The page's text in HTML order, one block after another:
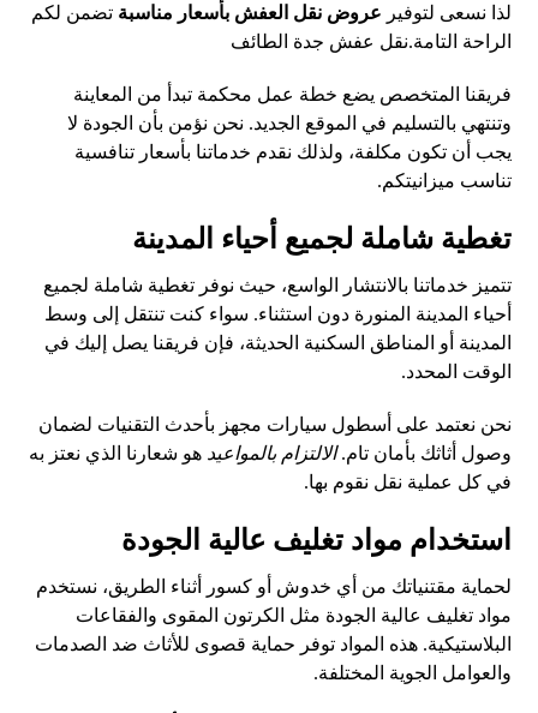
لذا نسعى لتوفير عروض نقل العفش بأسعار مناسبة تضمن لكم
الراحة التامة.نقل عفش جدة الطائف
فريقنا المتخصص يضع خطة عمل محكمة تبدأ من المعاينة
وتنتهي بالتسليم في الموقع الجديد. نحن نؤمن بأن الجودة لا
يجب أن تكون مكلفة، ولذلك نقدم خدماتنا بأسعار تنافسية
تناسب ميزانيتكم.
تغطية شاملة لجميع أحياء المدينة
تتميز خدماتنا بالانتشار الواسع، حيث نوفر تغطية شاملة لجميع
أحياء المدينة المنورة دون استثناء. سواء كنت تنتقل إلى وسط
المدينة أو المناطق السكنية الحديثة، فإن فريقنا يصل إليك في
الوقت المحدد.
نحن نعتمد على أسطول سيارات مجهز بأحدث التقنيات لضمان
وصول أثاثك بأمان تام.الالتزام بالمواعيد هو شعارنا الذي نعتز به
في كل عملية نقل نقوم بها.
استخدام مواد تغليف عالية الجودة
لحماية مقتنياتك من أي خدوش أو كسور أثناء الطريق، نستخدم
مواد تغليف عالية الجودة مثل الكرتون المقوى والفقاعات
البلاستيكية. هذه المواد توفر حماية قصوى للأثاث ضد الصدمات
والعوامل الجوية المختلفة.